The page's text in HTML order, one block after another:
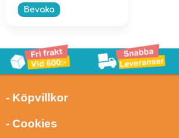
Bevaka
- Köpvillkor
- Cookies